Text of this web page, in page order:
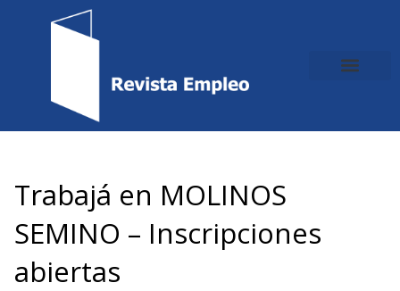
Trabajá en MOLINOS
SEMINO – Inscripciones
abiertas